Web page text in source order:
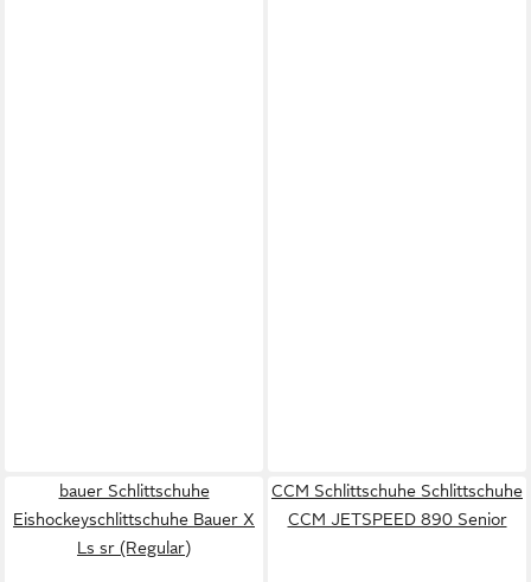
bauer Schlittschuhe
Eishockeyschlittschuhe Bauer X
Ls sr (Regular)
CCM Schlittschuhe Schlittschuhe
CCM JETSPEED 890 Senior